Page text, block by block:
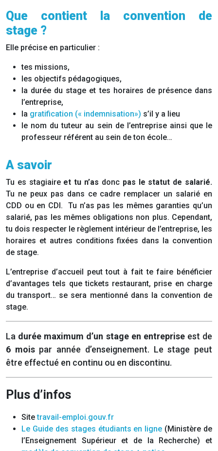
Que contient la convention de
stage ?
Elle précise en particulier :
tes missions,
les objectifs pédagogiques,
la durée du stage et tes horaires de présence dans
l’entreprise,
la gratification (« indemnisation») s’il y a lieu
le nom du tuteur au sein de l’entreprise ainsi que le
professeur référent au sein de ton école…
A savoir
Tu es stagiaireet tu n’as donc pas le statut de salarié.
Tu ne peux pas dans ce cadre remplacer un salarié en
CDD ou en CDI. Tu n’as pas les mêmes garanties qu’un
salarié, pas les mêmes obligations non plus. Cependant,
tu dois respecter le règlement intérieur de l’entreprise, les
horaires et autres conditions fixées dans la convention
de stage.
L’entreprise d’accueil peut tout à fait te faire bénéficier
d’avantages tels que tickets restaurant, prise en charge
du transport… se sera mentionné dans la convention de
stage.
La durée maximum d’un stage en entrepriseest de
6 moispar année d’enseignement. Le stage peut
être effectué en continu ou en discontinu.
Plus d’infos
Sitetravail-emploi.gouv.fr
Le Guide des stages étudiants en ligne (Ministère de
l’Enseignement Supérieur et de la Recherche) et